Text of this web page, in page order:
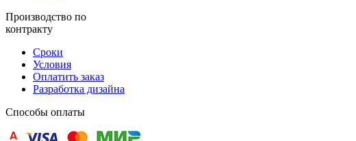
Производство по
контракту
Сроки
Условия
Оплатить заказ
Разработка дизайна
Способы оплаты